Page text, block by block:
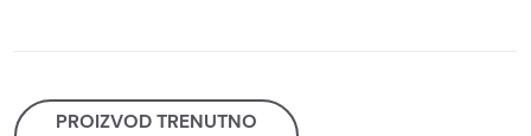
PROIZVOD TRENUTNO